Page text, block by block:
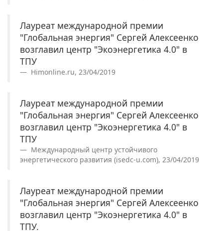
Лауреат международной премии
"Глобальная энергия" Сергей Алексеенко
возглавил центр "Экоэнергетика 4.0" в
ТПУ
Himonline.ru, 23/04/2019
Лауреат международной премии
"Глобальная энергия" Сергей Алексеенко
возглавил центр "Экоэнергетика 4.0" в
ТПУ
Международный центр устойчивого
энергетического развития (isedc-u.com), 23/04/2019
Лауреат международной премии
"Глобальная энергия" Сергей Алексеенко
возглавил центр "Экоэнергетика 4.0" в
ТПУ.